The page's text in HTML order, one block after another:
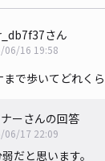
さん
06/16 19:58
まで歩いてどれく
ーさんの回答
06/17 22:09
だと思います。